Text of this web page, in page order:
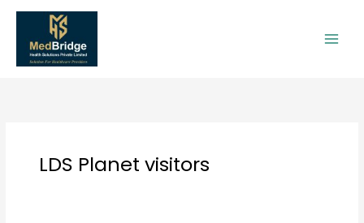
Skip
content
LDS Planet visitors